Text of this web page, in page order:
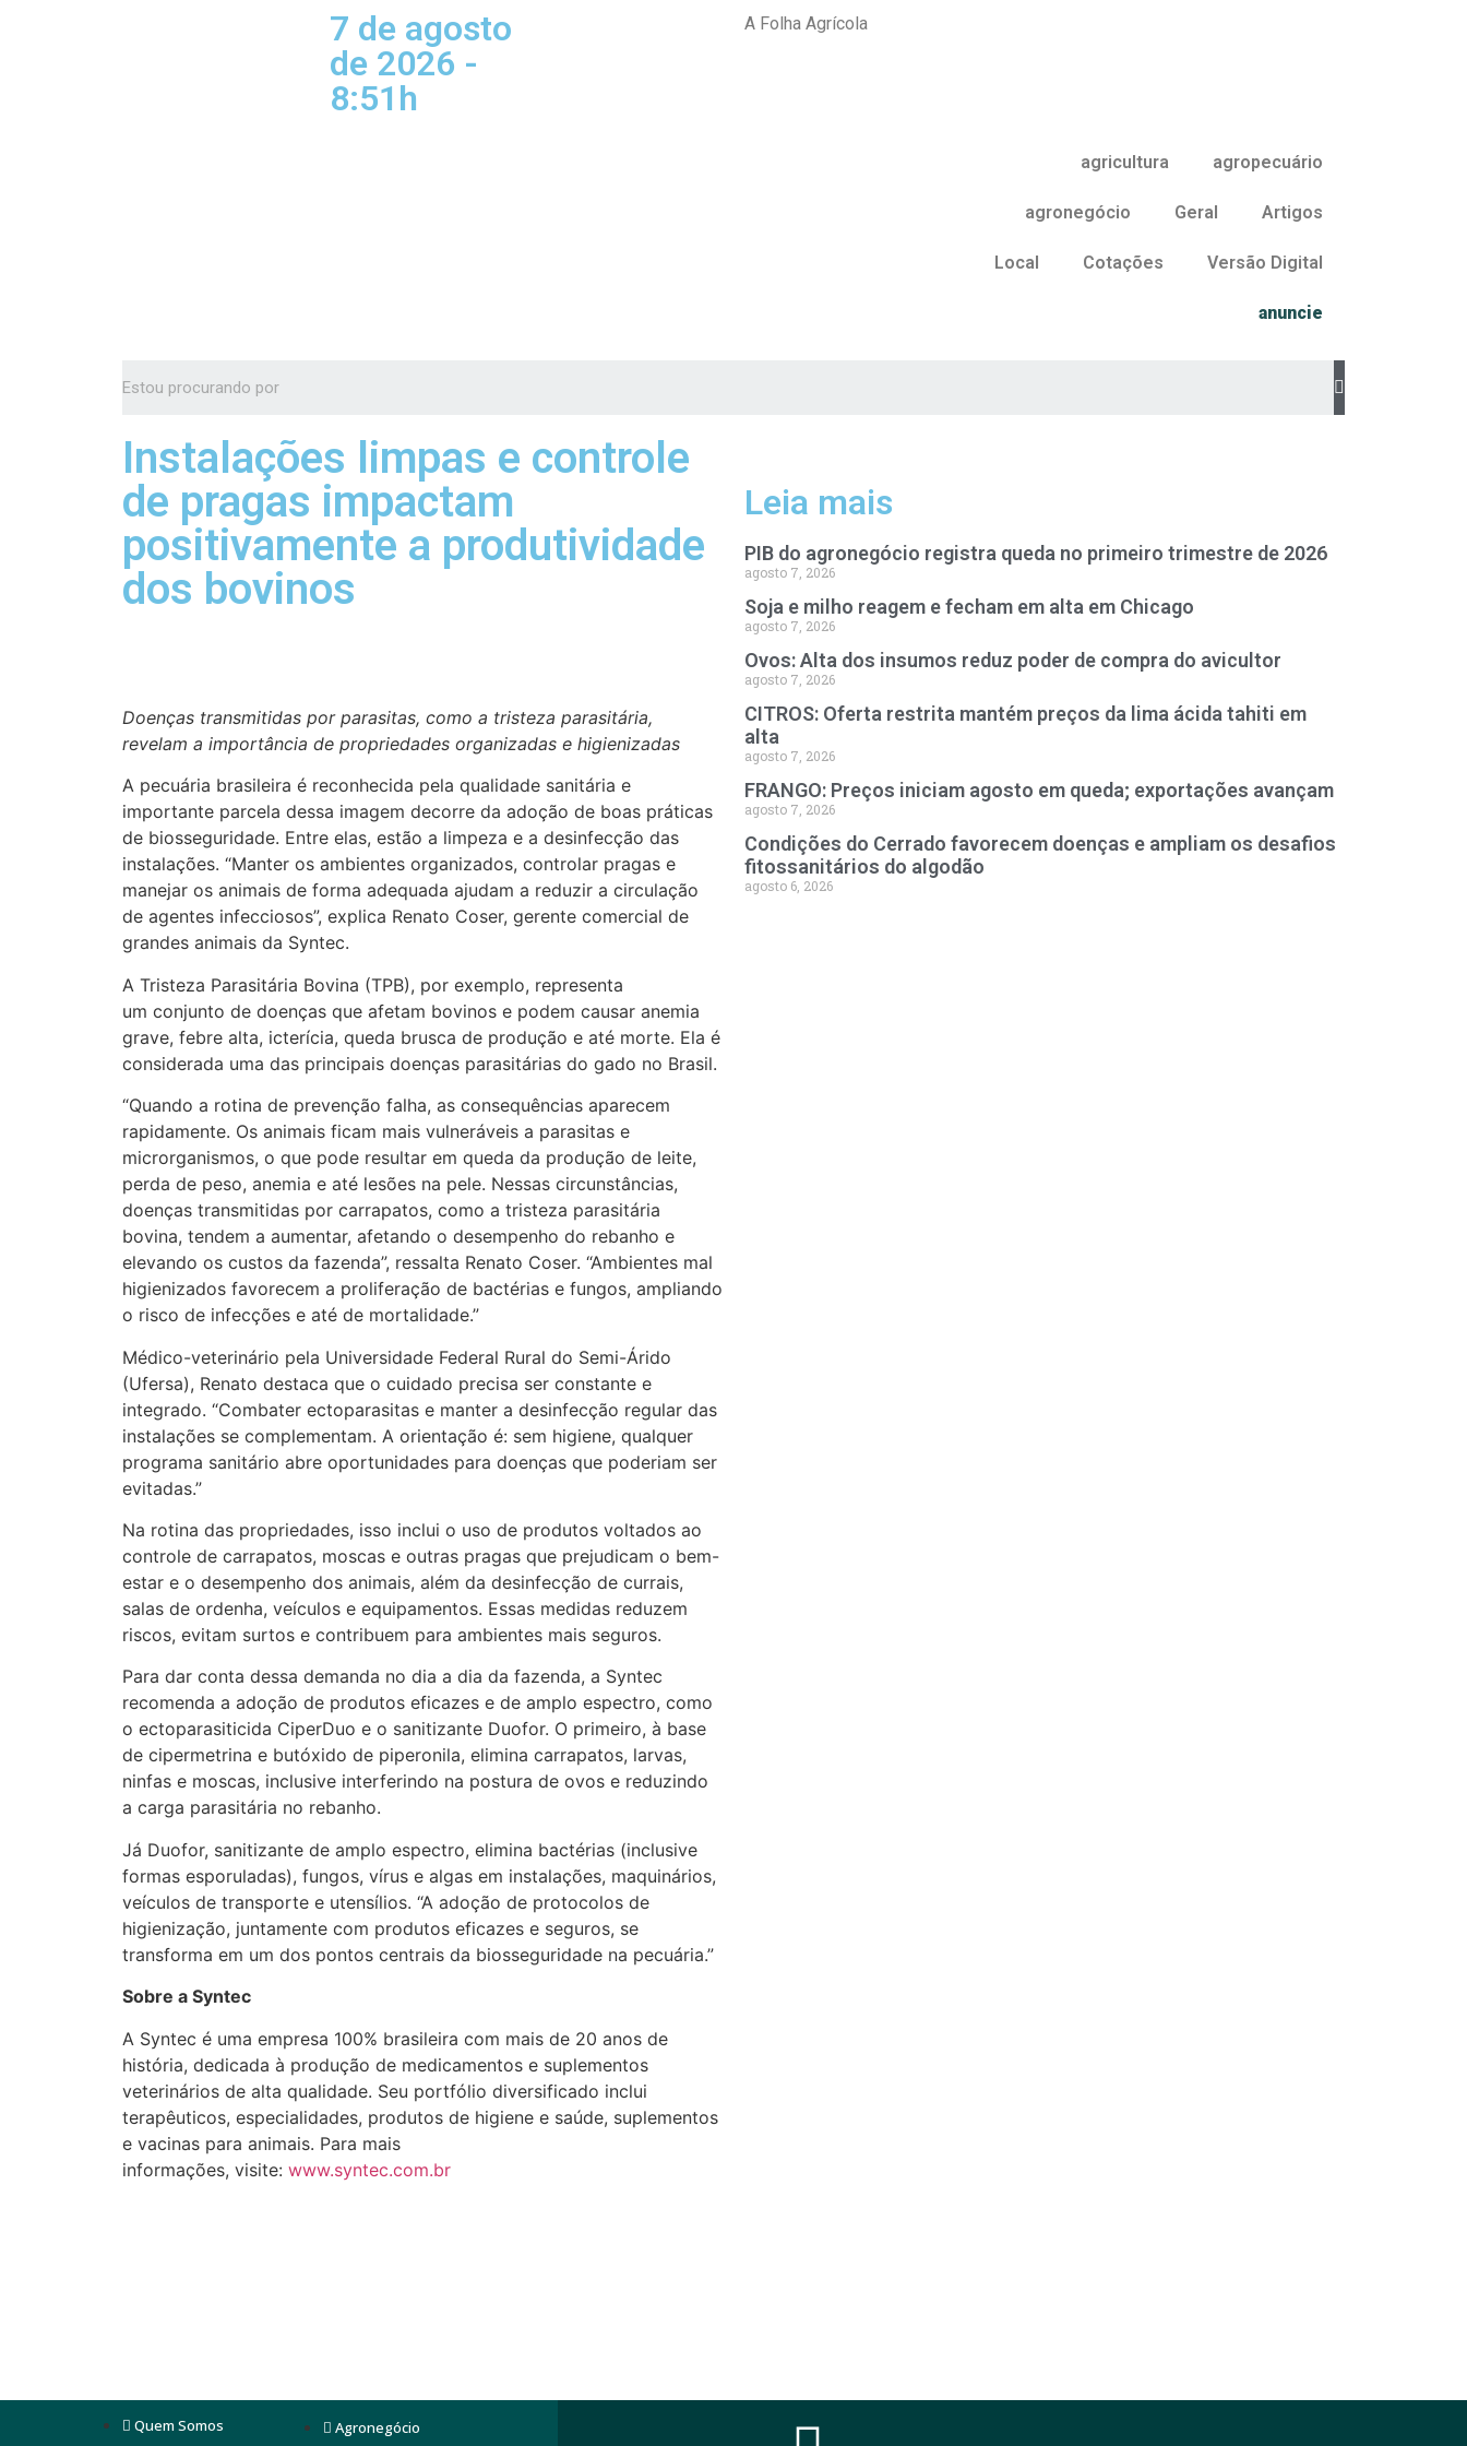
7 de agosto
de 2026 -
8:51h
A Folha Agrícola
agricultura agropecuário
agronegócio Geral Artigos
Local Cotações Versão Digital
anuncie
Instalações limpas e controle
de pragas impactam
positivamente a produtividade
dos bovinos
Doenças transmitidas por parasitas, como a tristeza parasitária,
revelam a importância de propriedades organizadas e higienizadas
A pecuária brasileira é reconhecida pela qualidade sanitária e
importante parcela dessa imagem decorre da adoção de boas práticas
de biosseguridade. Entre elas, estão a limpeza e a desinfecção das
instalações. “Manter os ambientes organizados, controlar pragas e
manejar os animais de forma adequada ajudam a reduzir a circulação
de agentes infecciosos”, explica Renato Coser, gerente comercial de
grandes animais da Syntec.
A Tristeza Parasitária Bovina (TPB), por exemplo, representa
um conjunto de doenças que afetam bovinos e podem causar anemia
grave, febre alta, icterícia, queda brusca de produção e até morte. Ela é
considerada uma das principais doenças parasitárias do gado no Brasil.
“Quando a rotina de prevenção falha, as consequências aparecem
rapidamente. Os animais ficam mais vulneráveis a parasitas e
microrganismos, o que pode resultar em queda da produção de leite,
perda de peso, anemia e até lesões na pele. Nessas circunstâncias,
doenças transmitidas por carrapatos, como a tristeza parasitária
bovina, tendem a aumentar, afetando o desempenho do rebanho e
elevando os custos da fazenda”, ressalta Renato Coser. “Ambientes mal
higienizados favorecem a proliferação de bactérias e fungos, ampliando
o risco de infecções e até de mortalidade.”
Médico-veterinário pela Universidade Federal Rural do Semi-Árido
(Ufersa), Renato destaca que o cuidado precisa ser constante e
integrado. “Combater ectoparasitas e manter a desinfecção regular das
instalações se complementam. A orientação é: sem higiene, qualquer
programa sanitário abre oportunidades para doenças que poderiam ser
evitadas.”
Na rotina das propriedades, isso inclui o uso de produtos voltados ao
controle de carrapatos, moscas e outras pragas que prejudicam o bem-
estar e o desempenho dos animais, além da desinfecção de currais,
salas de ordenha, veículos e equipamentos. Essas medidas reduzem
riscos, evitam surtos e contribuem para ambientes mais seguros.
Para dar conta dessa demanda no dia a dia da fazenda, a Syntec
recomenda a adoção de produtos eficazes e de amplo espectro, como
o ectoparasiticida CiperDuo e o sanitizante Duofor. O primeiro, à base
de cipermetrina e butóxido de piperonila, elimina carrapatos, larvas,
ninfas e moscas, inclusive interferindo na postura de ovos e reduzindo
a carga parasitária no rebanho.
Já Duofor, sanitizante de amplo espectro, elimina bactérias (inclusive
formas esporuladas), fungos, vírus e algas em instalações, maquinários,
veículos de transporte e utensílios. “A adoção de protocolos de
higienização, juntamente com produtos eficazes e seguros, se
transforma em um dos pontos centrais da biosseguridade na pecuária.”
Sobre a Syntec
A Syntec é uma empresa 100% brasileira com mais de 20 anos de
história, dedicada à produção de medicamentos e suplementos
veterinários de alta qualidade. Seu portfólio diversificado inclui
terapêuticos, especialidades, produtos de higiene e saúde, suplementos
e vacinas para animais. Para mais
informações, visite: www.syntec.com.br
Leia mais
PIB do agronegócio registra queda no primeiro trimestre de 2026
agosto 7, 2026
Soja e milho reagem e fecham em alta em Chicago
agosto 7, 2026
Ovos: Alta dos insumos reduz poder de compra do avicultor
agosto 7, 2026
CITROS: Oferta restrita mantém preços da lima ácida tahiti em
alta
agosto 7, 2026
FRANGO: Preços iniciam agosto em queda; exportações avançam
agosto 7, 2026
Condições do Cerrado favorecem doenças e ampliam os desafios
fitossanitários do algodão
agosto 6, 2026
Quem Somos Agronegócio